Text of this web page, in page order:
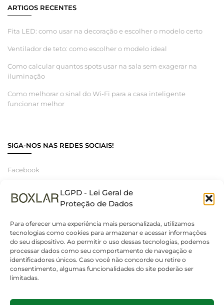
LGPD - Lei Geral de
Proteção de Dados
Para oferecer uma experiência mais personalizada, utilizamos
tecnologias como cookies para armazenar e acessar informações
do seu dispositivo. Ao permitir o uso dessas tecnologias, podemos
processar dados como seu comportamento de navegação e
identificadores únicos. Caso você não concorde ou retire o
consentimento, algumas funcionalidades do site poderão ser
limitadas.
ARTIGOS RECENTES
Fita LED: como usar na decoração e escolher o modelo certo
Ventilador de teto: como escolher o modelo ideal
Como calcular quantos spots usar na sala sem exagerar na
iluminação
Como melhorar o sinal do Wi-Fi para a casa inteligente
funcionar melhor
SIGA-NOS NAS REDES SOCIAIS!
Facebook
Linkedin
© 2025 Boxlar | Soluções em iluminação, elétrica e smart home.
Todos os direitos reservados. – CNPJ 55.267.682/0001-95